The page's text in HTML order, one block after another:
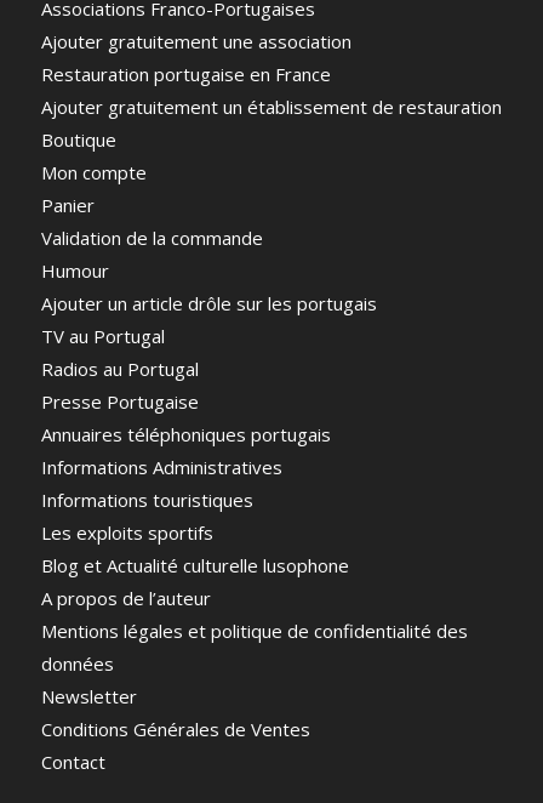
Associations Franco-Portugaises
Ajouter gratuitement une association
Restauration portugaise en France
Ajouter gratuitement un établissement de restauration
Boutique
Mon compte
Panier
Validation de la commande
Humour
Ajouter un article drôle sur les portugais
TV au Portugal
Radios au Portugal
Presse Portugaise
Annuaires téléphoniques portugais
Informations Administratives
Informations touristiques
Les exploits sportifs
Blog et Actualité culturelle lusophone
A propos de l’auteur
Mentions légales et politique de confidentialité des
données
Newsletter
Conditions Générales de Ventes
Contact